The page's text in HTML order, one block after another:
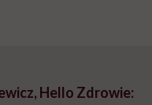
Hello Zdrowie: